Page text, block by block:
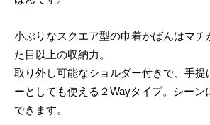
小ぶりなスクエア型の巾着かばんはマチ
た目以上の収納力。
取り外し可能なショルダー付きで、手提
ーとしても使える２Wayタイプ。シーン
できます。